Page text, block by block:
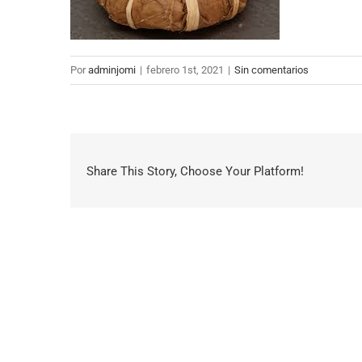
Poradminjomi | febrero 1st, 2021 | Sin comentarios
Share This Story, Choose Your Platform!